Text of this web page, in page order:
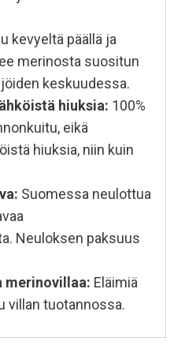
kevyeltä päällä ja
merinosta suositun
keskuudessa.
hiuksia: 100%
eikä
hiuksia, niin kuin
Suomessa neulottua
Neuloksen paksuus
merinovillaa: Eläimiä
villan tuotannossa.